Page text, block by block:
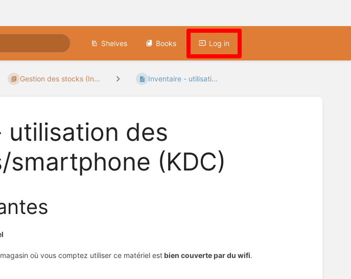
Shelves Books Log in
Gestion des stocks (In... Inventaire - utilisati...
utilisation des
(KDC)
où vous comptez utiliser ce matériel est bien couverte par du wifi.